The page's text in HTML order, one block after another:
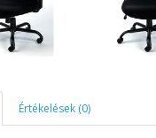
Értékelések (0)